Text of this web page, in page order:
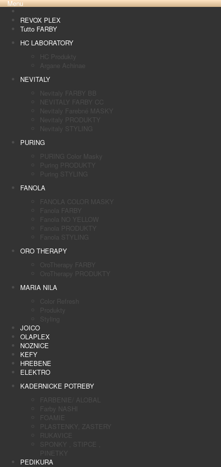
Menu
REVOX PLEX
Tutto FARBY
HC LABORATORY
HC Produkty
Argane Achinae
NEVITALY
Nevitaly FARBY BB
NEVITALY FARBY CC
Nevitaly Farebné MASKY
Nevitaly PRODUKTY
Nevitaly STYLING
PURING
PURING Color Masky
Puring PRODUKTY
Puring STYLING
FANOLA
FANOLA COLOR MASKY
Fanola FARBY
Fanola NO YELLOW
Fanola PRODUKTY
Fanola STYLING
ORO THERAPY
OroTherapy FARBY
OroTherapy PRODUKTY
MARIA NILA
Color Refresh
Produkty
Styling
JOICO
OLAPLEX
NOZNICE
KEFY
HREBENE
ELEKTRO
KADERNICKE POTREBY
FARBENIE/ ALOBAL
Farby NASHI
FOAMIE
PLASTENKY, ZASTERY
RUKAVICE
SPONKY , STIPCE ,
PINETKY
PEDIKURA